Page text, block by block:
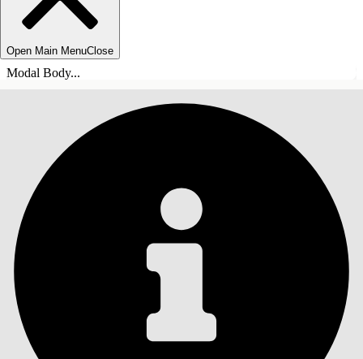
Open Main MenuClose
Modal Body...
СОДЕРЖАНИЕ